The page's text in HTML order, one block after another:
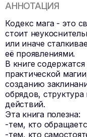
АННОТАЦИЯ
Кодекс мага - это
стоит
или иначе
её проявлениями.
В книге
практической
созданию
обрядов,
действий.
Эта книга полезна:
-тем, кто
-тем, кто